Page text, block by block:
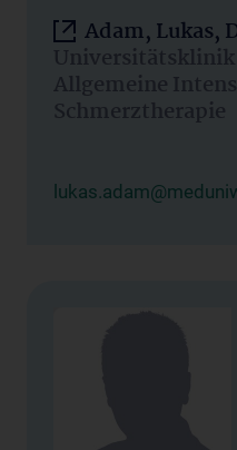
Adam, Lukas,
Universitätsklinik
Allgemeine
Schmerztherapie